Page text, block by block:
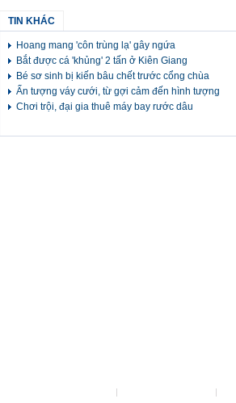
TIN KHÁC
Hoang mang 'côn trùng lạ' gây ngứa
Bắt được cá 'khủng' 2 tấn ở Kiên Giang
Bé sơ sinh bị kiến bâu chết trước cổng chùa
Ấn tượng váy cưới, từ gợi cảm đến hình tượng
Chơi trội, đại gia thuê máy bay rước dâu